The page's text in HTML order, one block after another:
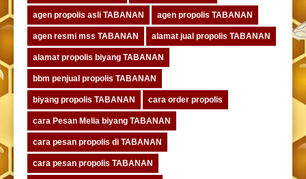
agen propolis asli TABANAN agen propolis TABANAN
agen resmi mss TABANAN alamat jual propolis TABANAN
alamat propolis biyang TABANAN
bbm penjual propolis TABANAN
biyang propolis TABANAN cara order propolis
cara Pesan Melia biyang TABANAN
cara pesan propolis di TABANAN
cara pesan propolis TABANAN